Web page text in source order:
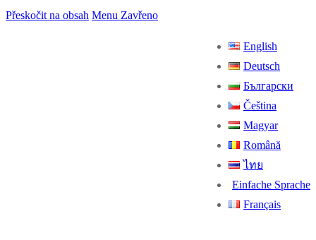
Přeskočit na obsah Menu Zavřeno
English
Deutsch
Български
Čeština
Magyar
Română
ไทย
Einfache Sprache
Français